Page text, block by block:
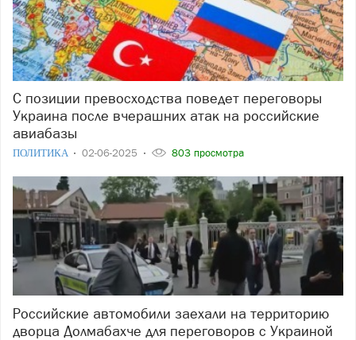
С позиции превосходства поведет переговоры
Украина после вчерашних атак на российские
авиабазы
ПОЛИТИКА 02-06-2025 803 просмотра
Российские автомобили заехали на территорию
дворца Долмабахче для переговоров с Украиной